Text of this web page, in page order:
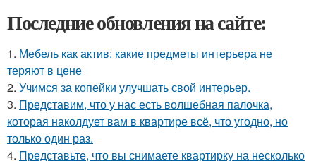
Последние обновления на сайте:
1. Мебель как актив: какие предметы интерьера не
теряют в цене
2. Учимся за копейки улучшать свой интерьер.
3. Представим, что у нас есть волшебная палочка,
которая наколдует вам в квартире всё, что угодно, но
только один раз.
4. Представьте, что вы снимаете квартирку на несколько